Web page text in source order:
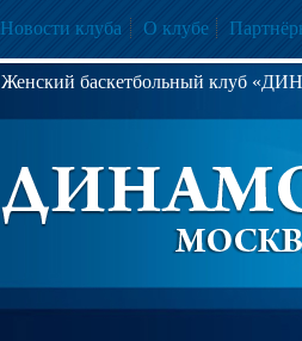
Новости клуба О клубе
Женский баскетбольный клуб